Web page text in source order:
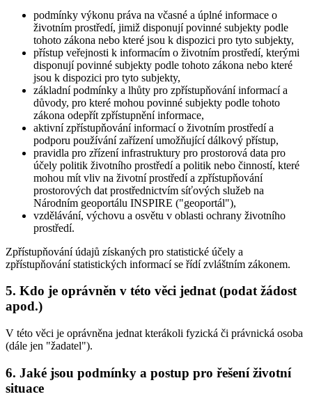
podmínky výkonu práva na včasné a úplné informace o
životním prostředí, jimiž disponují povinné subjekty podle
tohoto zákona nebo které jsou k dispozici pro tyto subjekty,
přístup veřejnosti k informacím o životním prostředí, kterými
disponují povinné subjekty podle tohoto zákona nebo které
jsou k dispozici pro tyto subjekty,
základní podmínky a lhůty pro zpřístupňování informací a
důvody, pro které mohou povinné subjekty podle tohoto
zákona odepřít zpřístupnění informace,
aktivní zpřístupňování informací o životním prostředí a
podporu používání zařízení umožňující dálkový přístup,
pravidla pro zřízení infrastruktury pro prostorová data pro
účely politik životního prostředí a politik nebo činností, které
mohou mít vliv na životní prostředí a zpřístupňování
prostorových dat prostřednictvím síťových služeb na
Národním geoportálu INSPIRE ("geoportál"),
vzdělávání, výchovu a osvětu v oblasti ochrany životního
prostředí.
Zpřístupňování údajů získaných pro statistické účely a
zpřístupňování statistických informací se řídí zvláštním zákonem.
5. Kdo je oprávněn v této věci jednat (podat žádost
apod.)
V této věci je oprávněna jednat kterákoli fyzická či právnická osoba
(dále jen "žadatel").
6. Jaké jsou podmínky a postup pro řešení životní
situace